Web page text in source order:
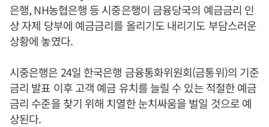
은행, NH농협은행 등 시중은행이 금융당국의 예금금리 인
상 자제 당부에 예금금리를 올리기도 내리기도 부담스러운
상황에 놓였다.
시중은행은 24일 한국은행 금융통화위원회(금통위)의 기준
금리 발표 이후 고객 예금 유치를 늘릴 수 있는 적절한 예금
금리 수준을 찾기 위해 치열한 눈치싸움을 벌일 것으로 예
상된다.